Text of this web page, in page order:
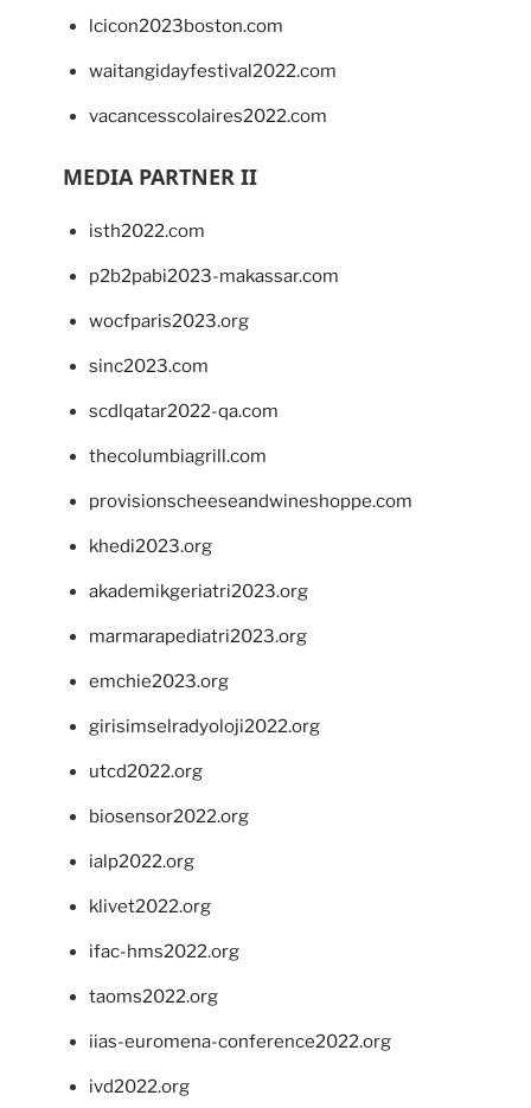
lcicon2023boston.com
waitangidayfestival2022.com
vacancesscolaires2022.com
MEDIA PARTNER II
isth2022.com
p2b2pabi2023-makassar.com
wocfparis2023.org
sinc2023.com
scdlqatar2022-qa.com
thecolumbiagrill.com
provisionscheeseandwineshoppe.com
khedi2023.org
akademikgeriatri2023.org
marmarapediatri2023.org
emchie2023.org
girisimselradyoloji2022.org
utcd2022.org
biosensor2022.org
ialp2022.org
klivet2022.org
ifac-hms2022.org
taoms2022.org
iias-euromena-conference2022.org
ivd2022.org